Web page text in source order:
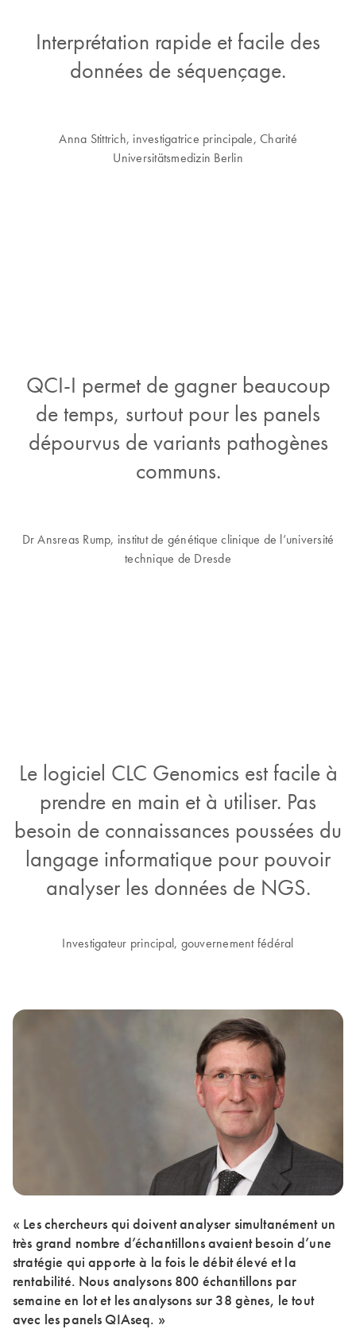
Interprétation rapide et facile des
données de séquençage.
Anna Stittrich, investigatrice principale, Charité
Universitätsmedizin Berlin
QCI-I permet de gagner beaucoup
de temps, surtout pour les panels
dépourvus de variants pathogènes
communs.
Dr Ansreas Rump, institut de génétique clinique de l’université
technique de Dresde
Le logiciel CLC Genomics est facile à
prendre en main et à utiliser. Pas
besoin de connaissances poussées du
langage informatique pour pouvoir
analyser les données de NGS.
Investigateur principal, gouvernement fédéral
« Les chercheurs qui doivent analyser simultanément un
très grand nombre d’échantillons avaient besoin d’une
stratégie qui apporte à la fois le débit élevé et la
rentabilité. Nous analysons 800 échantillons par
semaine en lot et les analysons sur 38 gènes, le tout
avec les panels QIAseq. »